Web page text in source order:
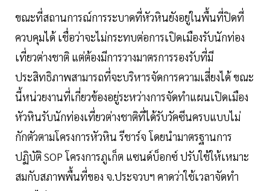
ขณะที่สถานการณ์การระบาดที่หัวหินยังอยู่ในพื้นที่ปิดที่
ควบคุมได้ เชื่อว่าจะไม่กระทบต่อการเปิดเมืองรับนักท่อง
เที่ยวต่างชาติ แต่ต้องมีการวางมาตรการรองรับที่มี
ประสิทธิภาพสามารถที่จะบริหารจัดการความเสี่ยงได้ ขณะ
นี้หน่วยงานที่เกี่ยวข้องอยู่ระหว่างการจัดทำแผนเปิดเมือง
หัวหินรับนักท่องเที่ยวต่างชาติที่ได้รับวัคซีนครบแบบไม่
กักตัวตามโครงการหัวหิน รีชาร์จ โดยนำมาตรฐานการ
ปฏิบัติ SOP โครงการภูเก็ต แซนด์บ็อกซ์ ปรับใช้ให้เหมาะ
สมกับสภาพพื้นที่ของ จ.ประจวบฯ คาดว่าใช้เวลาจัดทำ